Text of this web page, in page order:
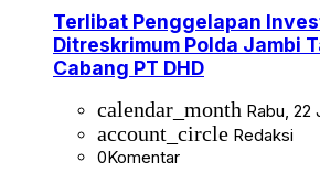
Terlibat Penggelapan
Ditreskrimum Polda Jambi
Cabang PT DHD
calendar_month Rabu, 22
account_circle Redaksi
0Komentar